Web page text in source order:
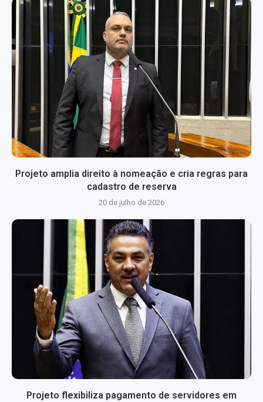
Projeto amplia direito à nomeação e cria regras para
cadastro de reserva
20 de julho de 2026
Projeto flexibiliza pagamento de servidores em